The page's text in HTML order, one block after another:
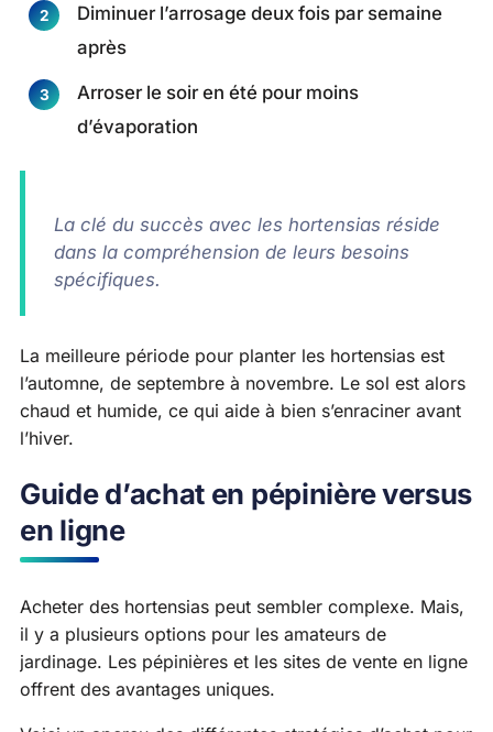
Diminuer l’arrosage deux fois par semaine
après
Arroser le soir en été pour moins
d’évaporation
La clé du succès avec les hortensias réside
dans la compréhension de leurs besoins
spécifiques.
La meilleure période pour planter les hortensias est
l’automne, de septembre à novembre. Le sol est alors
chaud et humide, ce qui aide à bien s’enraciner avant
l’hiver.
Guide d’achat en pépinière versus
en ligne
Acheter des hortensias peut sembler complexe. Mais,
il y a plusieurs options pour les amateurs de
jardinage. Les pépinières et les sites de vente en ligne
offrent des avantages uniques.